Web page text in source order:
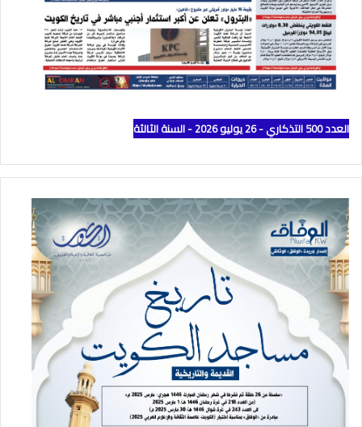
العدد 500 التذكاري - 26 يوليو 2026 - السنة الثالثة